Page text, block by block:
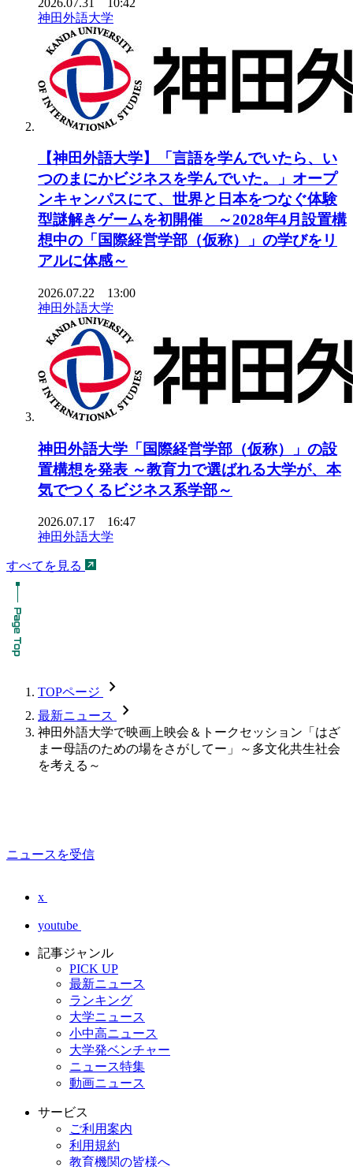
神田外語大学
【神田外語大学】「言語を学んでいたら、い
つのまにかビジネスを学んでいた。」オープ
ンキャンパスにて、世界と日本をつなぐ体験
型謎解きゲームを初開催 ～2028年4月設置構
想中の「国際経営学部（仮称）」の学びをリ
アルに体感～
2026.07.22 13:00
神田外語大学
神田外語大学「国際経営学部（仮称）」の設
置構想を発表 ～教育力で選ばれる大学が、本
気でつくるビジネス系学部～
2026.07.17 16:47
神田外語大学
すべてを見る
TOPページ chevron_forward
最新ニュース chevron_forward
神田外語大学で映画上映会＆トークセッション「はざ
まー母語のための場をさがしてー」～多文化共生社会
を考える～
ニュースを受信
x
youtube
記事ジャンル
PICK UP
最新ニュース
ランキング
大学ニュース
小中高ニュース
大学発ベンチャー
ニュース特集
動画ニュース
サービス
ご利用案内
利用規約
教育機関の皆様へ